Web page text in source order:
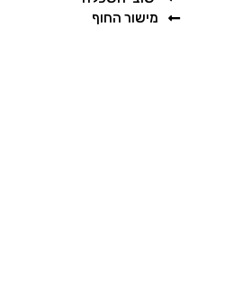
מישור החוף